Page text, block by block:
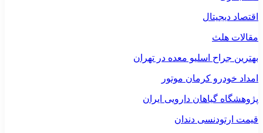
اقتصاد دیجیتال
مقالات هلث
بهترین جراح اسلیو معده در تهران
امداد خودرو کرمان موتور
پژوهشگاه گیاهان دارویی ایران
قیمت ارتودنسی دندان